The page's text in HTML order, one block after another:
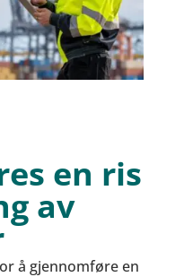
en ris
av
å gjennomføre en